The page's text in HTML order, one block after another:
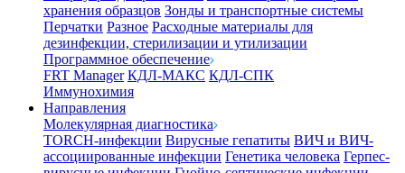
хранения образцов Зонды и транспортные системы
Перчатки Разное Расходные материалы для
дезинфекции, стерилизации и утилизации
Программное обеспечение
FRT Manager КДЛ-МАКС КДЛ-СПК
Иммунохимия
Направления
Молекулярная диагностика
TORCH-инфекции Вирусные гепатиты ВИЧ и ВИЧ-
ассоциированные инфекции Генетика человека Герпес-